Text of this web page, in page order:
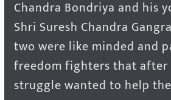
Chandra Bondriya and his
Shri Suresh Chandra
two were like minded and
freedom fighters that
struggle wanted to help